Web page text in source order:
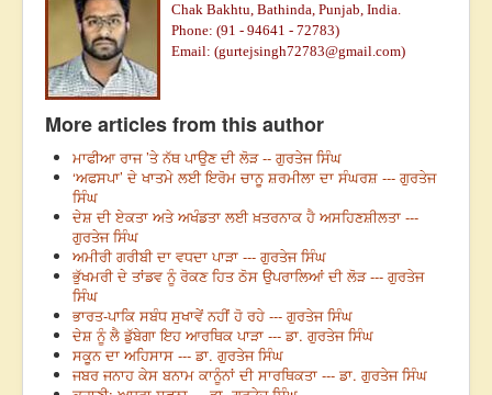
Chak Bakhtu, Bathinda, Punjab, India.
Phone: (91 - 94641 - 72783)
Email: (gurtejsingh72783@gmail.com)
More articles from this author
ਮਾਫੀਆ ਰਾਜ ’ਤੇ ਨੱਥ ਪਾਉਣ ਦੀ ਲੋੜ -- ਗੁਰਤੇਜ ਸਿੰਘ
‘ਅਫਸਪਾ’ ਦੇ ਖਾਤਮੇ ਲਈ ਇਰੋਮ ਚਾਨੂ ਸ਼ਰਮੀਲਾ ਦਾ ਸੰਘਰਸ਼ --- ਗੁਰਤੇਜ
ਸਿੰਘ
ਦੇਸ਼ ਦੀ ਏਕਤਾ ਅਤੇ ਅਖੰਡਤਾ ਲਈ ਖ਼ਤਰਨਾਕ ਹੈ ਅਸਹਿਣਸ਼ੀਲਤਾ ---
ਗੁਰਤੇਜ ਸਿੰਘ
ਅਮੀਰੀ ਗਰੀਬੀ ਦਾ ਵਧਦਾ ਪਾੜਾ --- ਗੁਰਤੇਜ ਸਿੰਘ
ਭੁੱਖਮਰੀ ਦੇ ਤਾਂਡਵ ਨੂੰ ਰੋਕਣ ਹਿਤ ਠੋਸ ਉਪਰਾਲਿਆਂ ਦੀ ਲੋੜ --- ਗੁਰਤੇਜ
ਸਿੰਘ
ਭਾਰਤ-ਪਾਕਿ ਸਬੰਧ ਸੁਖਾਵੇਂ ਨਹੀਂ ਹੋ ਰਹੇ --- ਗੁਰਤੇਜ ਸਿੰਘ
ਦੇਸ਼ ਨੂੰ ਲੈ ਡੁੱਬੇਗਾ ਇਹ ਆਰਥਿਕ ਪਾੜਾ --- ਡਾ. ਗੁਰਤੇਜ ਸਿੰਘ
ਸਕੂਨ ਦਾ ਅਹਿਸਾਸ --- ਡਾ. ਗੁਰਤੇਜ ਸਿੰਘ
ਜਬਰ ਜਨਾਹ ਕੇਸ ਬਨਾਮ ਕਾਨੂੰਨਾਂ ਦੀ ਸਾਰਥਿਕਤਾ --- ਡਾ. ਗੁਰਤੇਜ ਸਿੰਘ